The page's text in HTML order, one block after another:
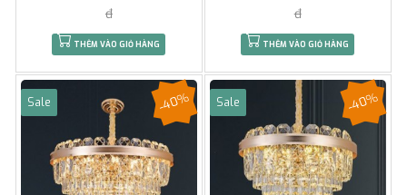
đ
THÊM VÀO GIỎ HÀNG
đ
THÊM VÀO GIỎ HÀNG
Sale -40% Sale -40%